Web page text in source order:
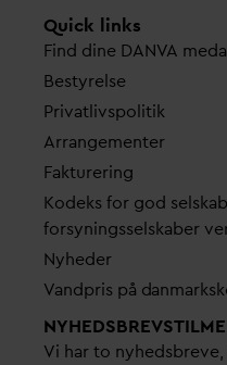
Quick links
Find dine DANVA med
Bestyrelse
Privatlivspolitik
Arrangementer
Fakturering
Kodeks for god
forsyningsselskaber
Nyheder
Vandpris på d
Vi har to